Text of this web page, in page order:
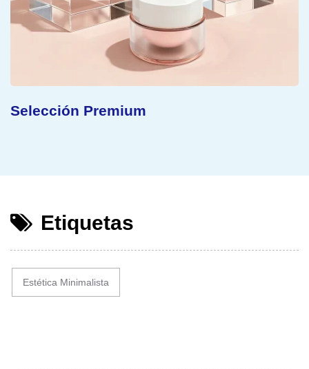
Concepto Sostenible
Etiquetas
Estética Minimalista